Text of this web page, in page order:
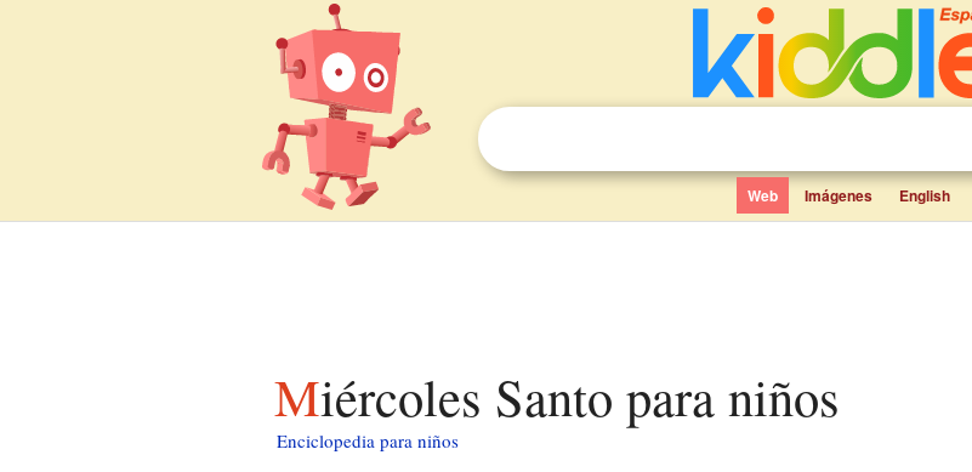
Web Imágenes English
Miércoles Santo para niños
Enciclopedia para niños